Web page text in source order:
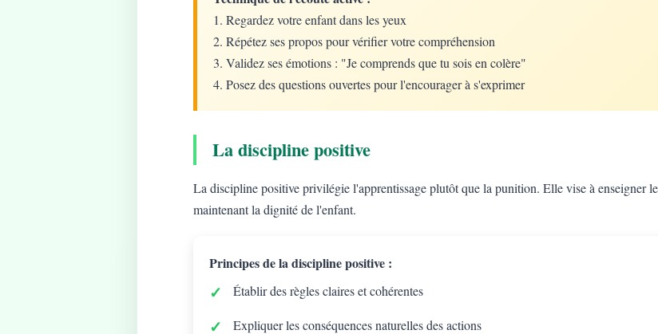
1. Regardez votre enfant dans les yeux
2. Répétez ses propos pour vérifier votre compréhension
3. Validez ses émotions : "Je comprends que tu sois en colère"
4. Posez des questions ouvertes pour l'encourager à s'exprimer
La discipline positive
La discipline positive privilégie l'apprentissage plutôt que la punition. Elle vise à enseigner
maintenant la dignité de l'enfant.
Principes de la discipline positive :
Établir des règles claires et cohérentes
Expliquer les conséquences naturelles des actions